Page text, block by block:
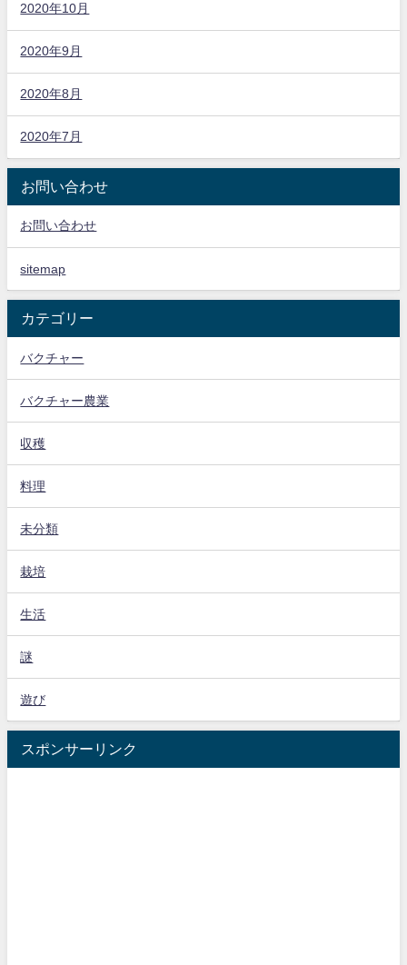
2020年10月
2020年9月
2020年8月
2020年7月
お問い合わせ
お問い合わせ
sitemap
カテゴリー
バクチャー
バクチャー農業
収穫
料理
未分類
栽培
生活
謎
遊び
スポンサーリンク